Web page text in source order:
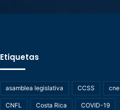
Etiquetas
asamblea legislativa CCSS cne
CNFL Costa Rica COVID-19